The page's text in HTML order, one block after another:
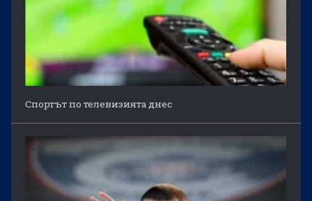
Спортът по телевизията днес